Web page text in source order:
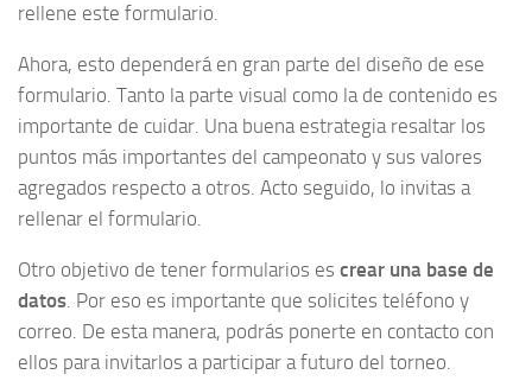
rellene este formulario.
Ahora, esto dependerá en gran parte del diseño de ese
formulario. Tanto la parte visual como la de contenido es
importante de cuidar. Una buena estrategia resaltar los
puntos más importantes del campeonato y sus valores
agregados respecto a otros. Acto seguido, lo invitas a
rellenar el formulario.
Otro objetivo de tener formularios es crear una base de
datos . Por eso es importante que solicites teléfono y
correo. De esta manera, podrás ponerte en contacto con
ellos para invitarlos a participar a futuro del torneo.